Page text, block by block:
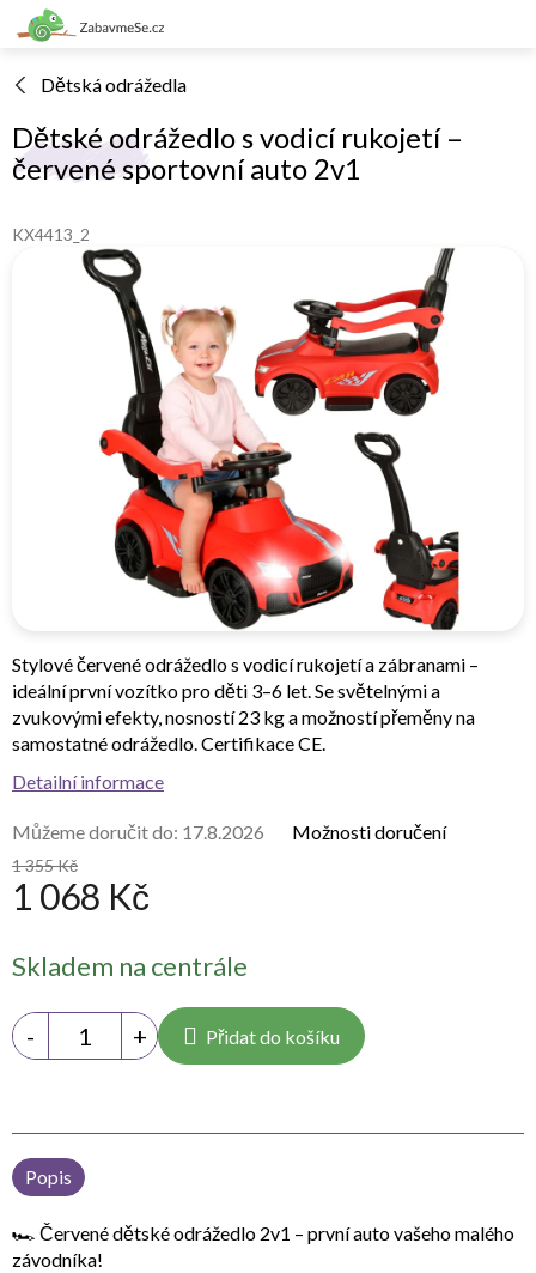
Přejít
na
Dětská odrážedla
Dětské odrážedlo s vodicí rukojetí –
červené sportovní auto 2v1
KX4413_2
1 355 Kč
1 068 Kč
cena:
Skladem na centrále
Můžeme doručit do: 17.8.2026 Možnosti doručení
Přidat do košíku
Stylové červené odrážedlo s vodicí rukojetí a zábranami –
ideální první vozítko pro děti 3–6 let. Se světelnými a
zvukovými efekty, nosností 23 kg a možností přeměny na
samostatné odrážedlo. Certifikace CE.
Detailní informace
Popis
🏎️ Červené dětské odrážedlo 2v1 – první auto vašeho malého
závodníka!